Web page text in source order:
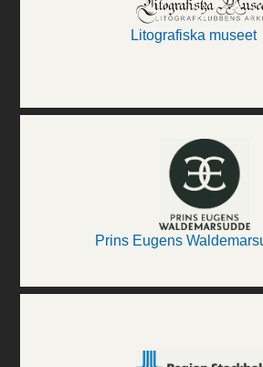
Litografiska museet
Prins Eugens